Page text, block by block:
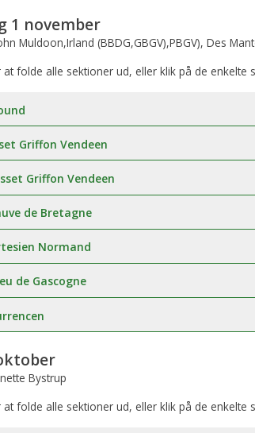
1 november
Muldoon,Irland (BBDG,GBGV),PBGV), Des
folde alle sektioner ud, eller klik på de enkelte
Griffon Vendeen
Griffon Vendeen
de Bretagne
Normand
de Gascogne
Bystrup
folde alle sektioner ud, eller klik på de enkelte